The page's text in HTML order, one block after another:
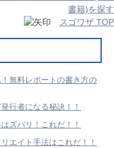
書籍)を探す
スゴワザ TOP
無料レポートの書き方の
行者になる秘訣！！
ズバリ！これだ！！
エイト手法はこれだ！！